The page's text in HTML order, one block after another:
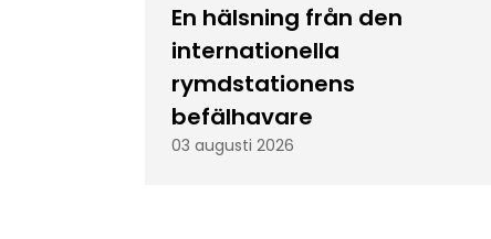
En hälsning från den
internationella
rymdstationens
befälhavare
03 augusti 2026